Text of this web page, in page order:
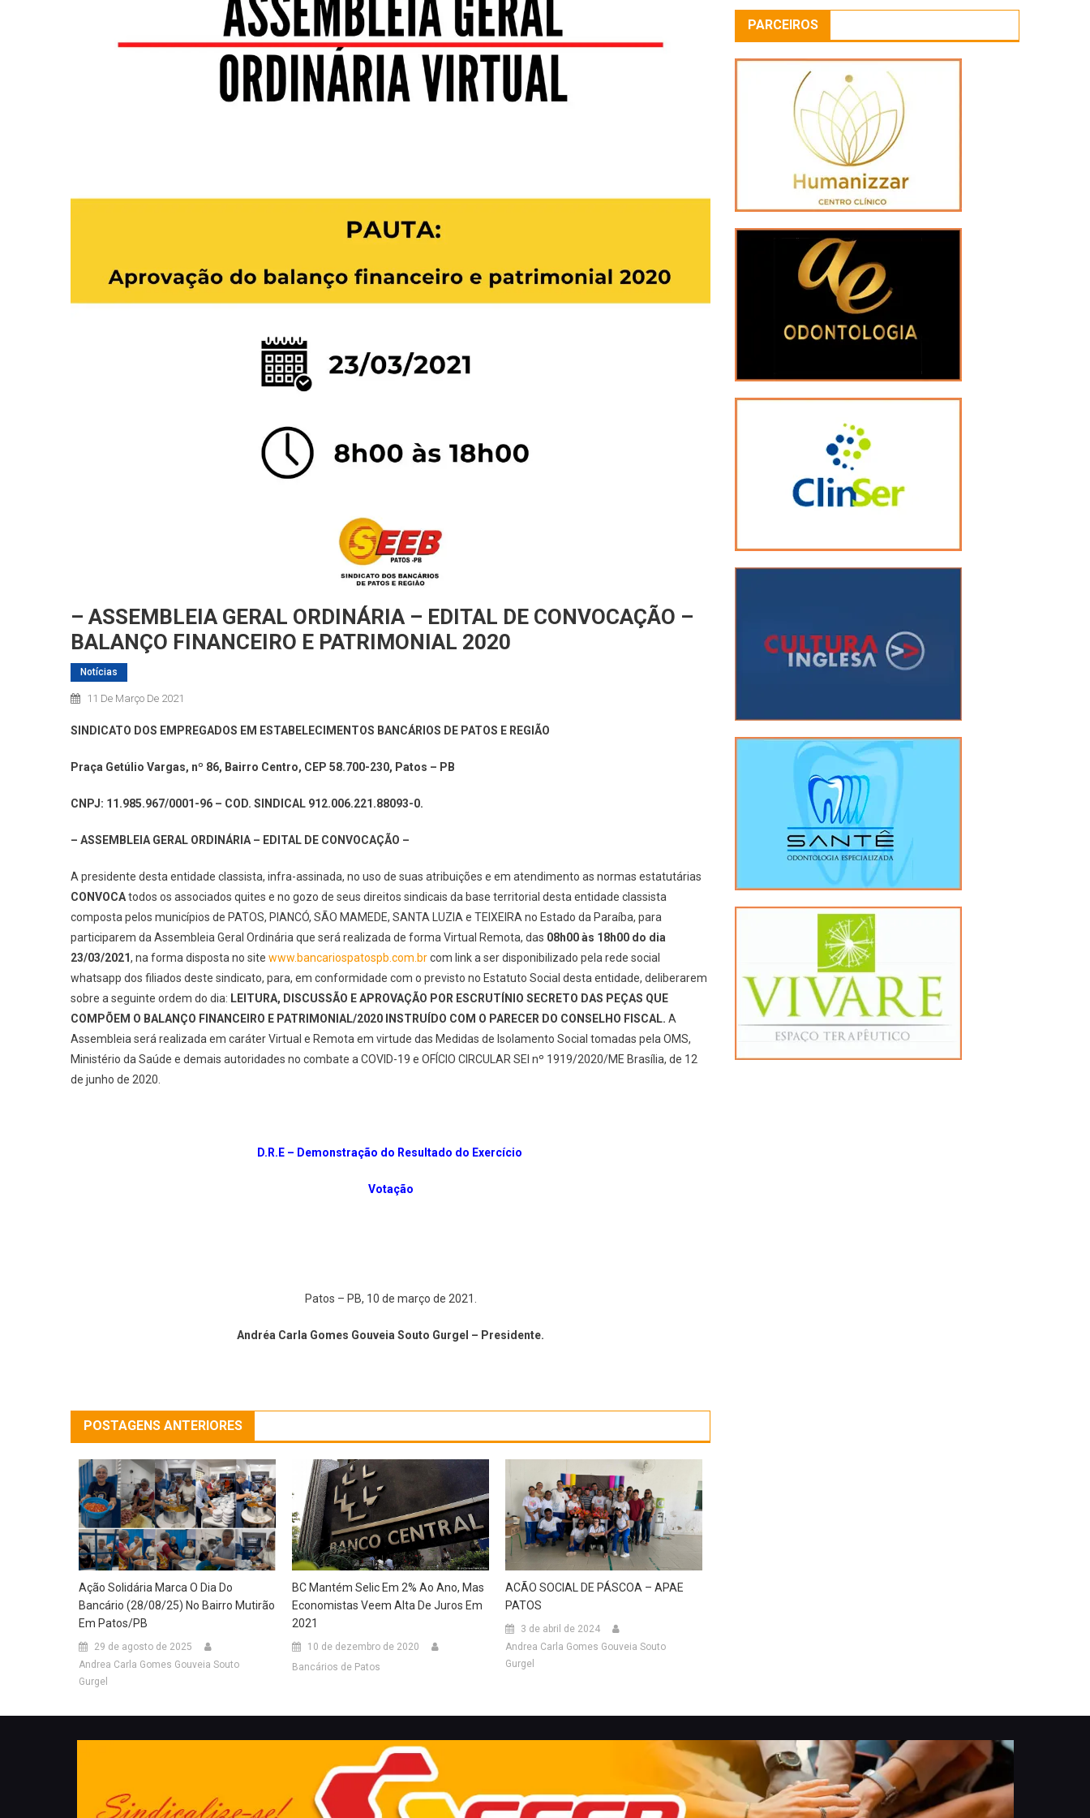
– ASSEMBLEIA GERAL ORDINÁRIA – EDITAL DE CONVOCAÇÃO –
BALANÇO FINANCEIRO E PATRIMONIAL 2020
Notícias
11 De Março De 2021
SINDICATO DOS EMPREGADOS EM ESTABELECIMENTOS BANCÁRIOS DE PATOS E REGIÃO
Praça Getúlio Vargas, nº 86, Bairro Centro, CEP 58.700-230, Patos – PB
CNPJ: 11.985.967/0001-96 – COD. SINDICAL 912.006.221.88093-0.
– ASSEMBLEIA GERAL ORDINÁRIA – EDITAL DE CONVOCAÇÃO –
A presidente desta entidade classista, infra-assinada, no uso de suas atribuições e em atendimento as normas estatutárias
CONVOCAtodos os associados quites e no gozo de seus direitos sindicais da base territorial desta entidade classista
composta pelos municípios de PATOS, PIANCÓ, SÃO MAMEDE, SANTA LUZIA e TEIXEIRA no Estado da Paraíba, para
participarem da Assembleia Geral Ordinária que será realizada de forma Virtual Remota, das 08h00 às 18h00 do dia
23/03/2021, na forma disposta no site www.bancariospatospb.com.brcom link a ser disponibilizado pela rede social
whatsapp dos filiados deste sindicato, para, em conformidade com o previsto no Estatuto Social desta entidade, deliberarem
sobre a seguinte ordem do dia: LEITURA, DISCUSSÃO E APROVAÇÃO POR ESCRUTÍNIO SECRETO DAS PEÇAS QUE
COMPÕEM O BALANÇO FINANCEIRO E PATRIMONIAL/2020 INSTRUÍDO COM O PARECER DO CONSELHO FISCAL. A
Assembleia será realizada em caráter Virtual e Remota em virtude das Medidas de Isolamento Social tomadas pela OMS,
Ministério da Saúde e demais autoridades no combate a COVID-19 e OFÍCIO CIRCULAR SEI nº 1919/2020/ME Brasília, de 12
de junho de 2020.
D.R.E – Demonstração do Resultado do Exercício
Votação
Patos – PB, 10 de março de 2021.
Andréa Carla Gomes Gouveia Souto Gurgel – Presidente.
POSTAGENS ANTERIORES
Ação Solidária Marca O Dia Do
Bancário (28/08/25) No Bairro Mutirão
Em Patos/PB
29 de agosto de 2025
Andrea Carla Gomes Gouveia Souto
Gurgel
BC Mantém Selic Em 2% Ao Ano, Mas
Economistas Veem Alta De Juros Em
2021
10 de dezembro de 2020
Bancários de Patos
ACÃO SOCIAL DE PÁSCOA – APAE
PATOS
3 de abril de 2024
Andrea Carla Gomes Gouveia Souto
Gurgel
PARCEIROS